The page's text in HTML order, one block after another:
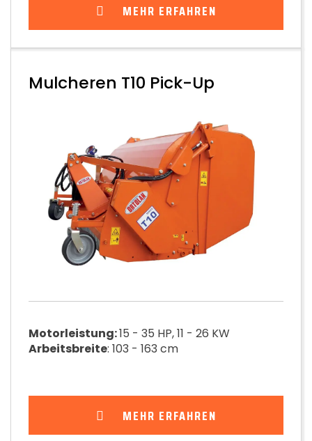
MEHR ERFAHREN
Mulcheren T10 Pick-Up
Motorleistung:15 - 35 HP, 11 - 26 KW
Arbeitsbreite: 103 - 163 cm
MEHR ERFAHREN